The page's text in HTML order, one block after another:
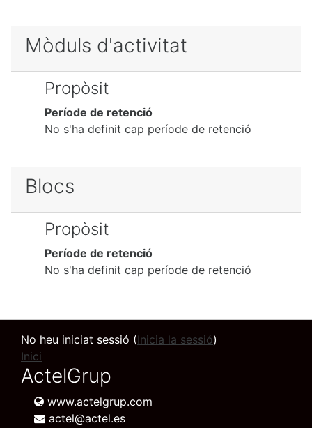
Mòduls d'activitat
Propòsit
Període de retenció
No s'ha definit cap període de retenció
Blocs
Propòsit
Període de retenció
No s'ha definit cap període de retenció
No heu iniciat sessió (Inicia la sessió)
Inici
ActelGrup
www.actelgrup.com
actel@actel.es